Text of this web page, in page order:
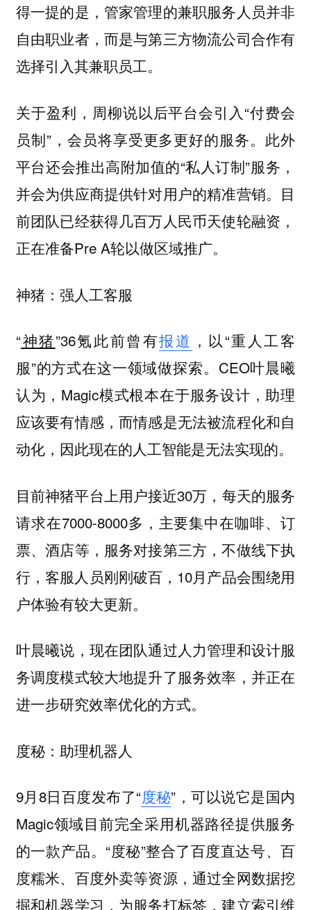
得一提的是，管家管理的兼职服务人员并非
自由职业者，而是与第三方物流公司合作有
选择引入其兼职员工。
关于盈利，周柳说以后平台会引入“付费会
员制”，会员将享受更多更好的服务。此外
平台还会推出高附加值的“私人订制”服务，
并会为供应商提供针对用户的精准营销。目
前团队已经获得几百万人民币天使轮融资，
正在准备Pre A轮以做区域推广。
神猪：强人工客服
“神猪”36氪此前曾有报道 ，以“重人工客
服”的方式在这一领域做探索。CEO叶晨曦
认为，Magic模式根本在于服务设计，助理
应该要有情感，而情感是无法被流程化和自
动化，因此现在的人工智能是无法实现的。
目前神猪平台上用户接近30万，每天的服务
请求在7000-8000多，主要集中在咖啡、订
票、酒店等，服务对接第三方，不做线下执
行，客服人员刚刚破百，10月产品会围绕用
户体验有较大更新。
叶晨曦说，现在团队通过人力管理和设计服
务调度模式较大地提升了服务效率，并正在
进一步研究效率优化的方式。
度秘：助理机器人
9月8日百度发布了“度秘”，可以说它是国内
Magic领域目前完全采用机器路径提供服务
的一款产品。“度秘”整合了百度直达号、百
度糯米、百度外卖等资源，通过全网数据挖
掘和机器学习，为服务打标签，建立索引维